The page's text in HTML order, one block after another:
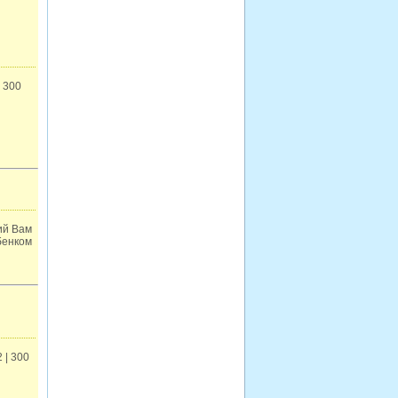
300
Вам
| 300